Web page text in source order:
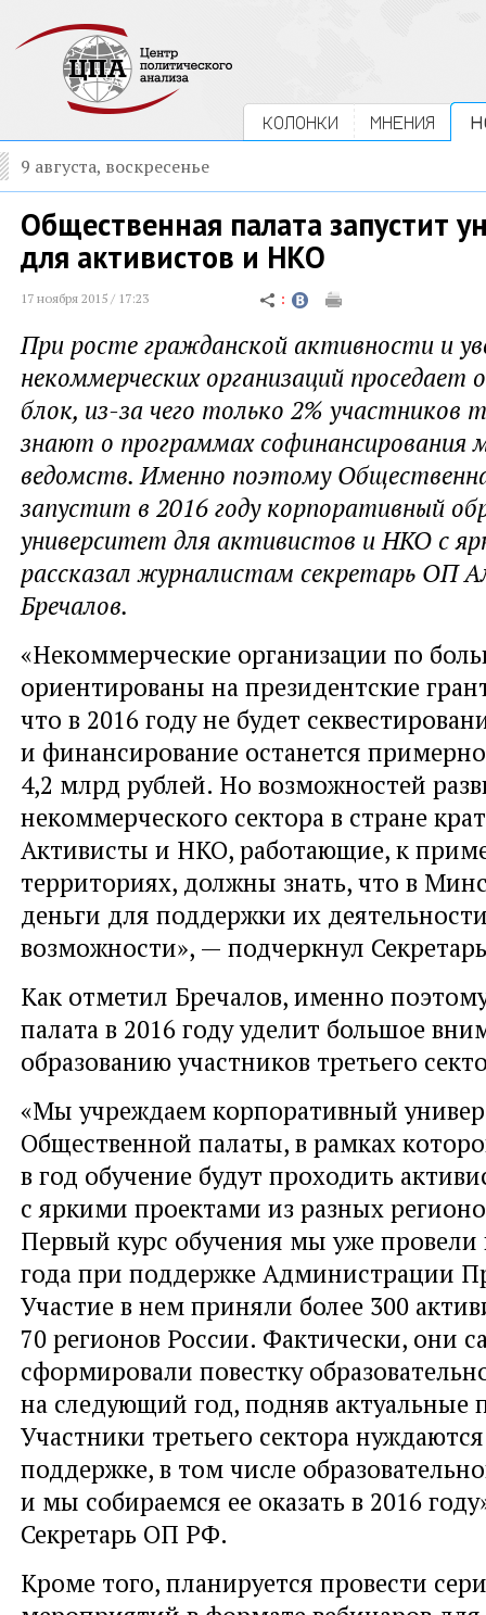
КОЛОНКИ МНЕНИЯ
9 августа, воскресенье
Общественная палата запустит
для активистов и НКО
17 ноября 2015 / 17:23
При росте гражданской активности и
некоммерческих организаций проседает
блок, из-за чего только 2% участников
знают о программах софинансирования
ведомств. Именно поэтому
запустит в 2016 году корпоративный
университет для активистов и НКО с
рассказал журналистам секретарь ОП
Бречалов.
«Некоммерческие организации по
ориентированы на президентские
что в 2016 году не будет
и финансирование останется
4,2 млрд рублей. Но возможностей
некоммерческого сектора в стране
Активисты и НКО, работающие, к
территориях, должны знать, что в
деньги для поддержки их
возможности», — подчеркнул
Как отметил Бречалов, именно
палата в 2016 году уделит большое
образованию участников третьего
«Мы учреждаем корпоративный
Общественной палаты, в рамках
в год обучение будут проходить
с яркими проектами из разных
Первый курс обучения мы уже провели
года при поддержке Администрации
Участие в нем приняли более 300
70 регионов России. Фактически, они
сформировали повестку
на следующий год, подняв актуальные
Участники третьего сектора
поддержке, в том числе
и мы собираемся ее оказать в 2016
Секретарь ОП РФ.
Кроме того, планируется провести